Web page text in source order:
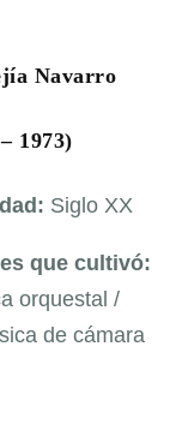
Navarro
1973)
Siglo XX
que cultivó:
orquestal /
de cámara